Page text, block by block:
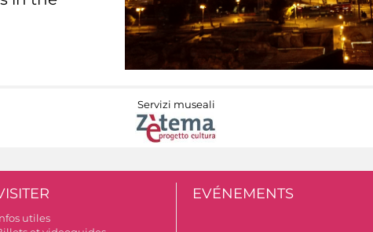
Servizi museali
utiles
EVÉNEMENTS